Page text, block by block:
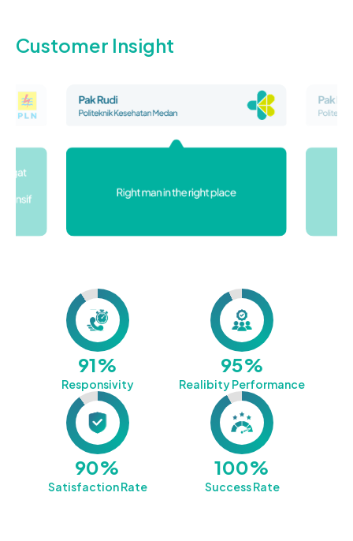
Customer Insight
91%
Responsivity
90%
Satisfaction Rate
95%
Realibity Performance
100%
Success Rate